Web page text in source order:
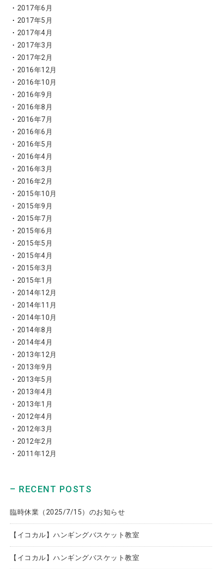
2017年6月
2017年5月
2017年4月
2017年3月
2017年2月
2016年12月
2016年10月
2016年9月
2016年8月
2016年7月
2016年6月
2016年5月
2016年4月
2016年3月
2016年2月
2015年10月
2015年9月
2015年7月
2015年6月
2015年5月
2015年4月
2015年3月
2015年1月
2014年12月
2014年11月
2014年10月
2014年8月
2014年4月
2013年12月
2013年9月
2013年5月
2013年4月
2013年1月
2012年4月
2012年3月
2012年2月
2011年12月
– RECENT POSTS
臨時休業（2025/7/15）のお知らせ
【イコカル】ハンギングバスケット教室
【イコカル】ハンギングバスケット教室